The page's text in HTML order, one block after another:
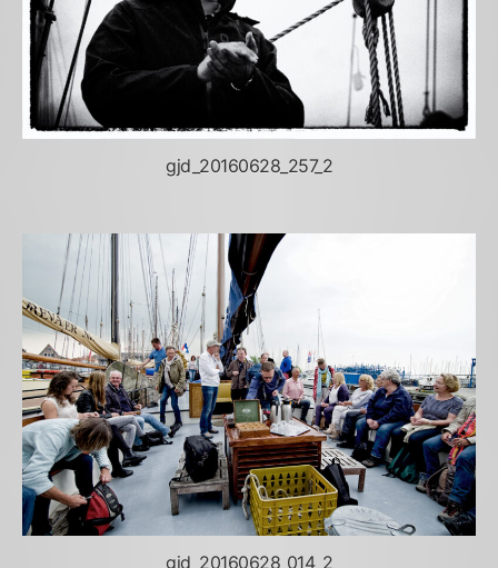
gjd_20160628_257_2
gjd_20160628_014_2